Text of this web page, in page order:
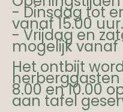
- Dinsdag tot
vanaf 15.00 uur.
- Vrijdag en
mogelijk vanaf
Het ontbijt
8.00 en 10.00
aan tafel